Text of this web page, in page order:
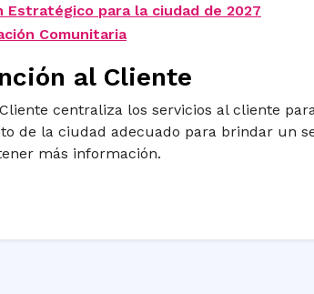
Estratégico para la ciudad de 2027
Comunitaria
al Cliente
centraliza los servicios al cliente
de la ciudad adecuado para brindar un
más información.